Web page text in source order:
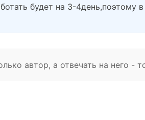
будет на 3-4день,поэтому
автор, а отвечать на него -